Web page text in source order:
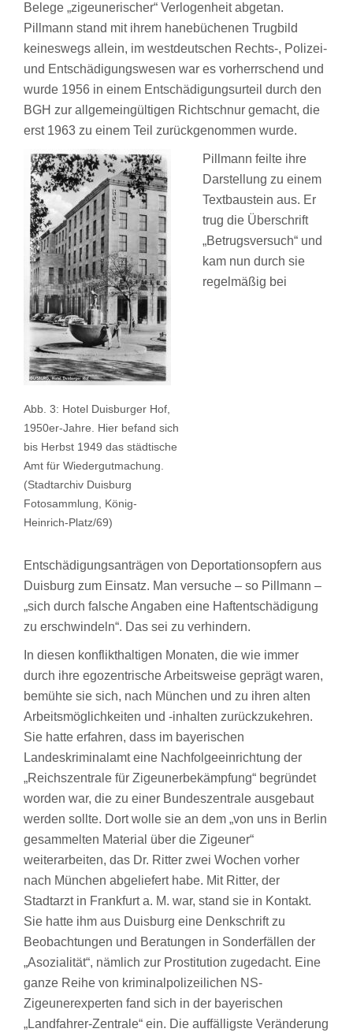
Belege „zigeunerischer“ Verlogenheit abgetan.
Pillmann stand mit ihrem hanebüchenen Trugbild
keineswegs allein, im westdeutschen Rechts-, Polizei-
und Entschädigungswesen war es vorherrschend und
wurde 1956 in einem Entschädigungsurteil durch den
BGH zur allgemeingültigen Richtschnur gemacht, die
erst 1963 zu einem Teil zurückgenommen wurde.
Abb. 3: Hotel Duisburger Hof,
1950er-Jahre. Hier befand sich
bis Herbst 1949 das städtische
Amt für Wiedergutmachung.
(Stadtarchiv Duisburg
Fotosammlung, König-
Heinrich-Platz/69)
Pillmann feilte ihre
Darstellung zu einem
Textbaustein aus. Er
trug die Überschrift
„Betrugsversuch“ und
kam nun durch sie
regelmäßig bei
Entschädigungsanträgen von Deportationsopfern aus
Duisburg zum Einsatz. Man versuche – so Pillmann –
„sich durch falsche Angaben eine Haftentschädigung
zu erschwindeln“. Das sei zu verhindern.
In diesen konflikthaltigen Monaten, die wie immer
durch ihre egozentrische Arbeitsweise geprägt waren,
bemühte sie sich, nach München und zu ihren alten
Arbeitsmöglichkeiten und -inhalten zurückzukehren.
Sie hatte erfahren, dass im bayerischen
Landeskriminalamt eine Nachfolgeeinrichtung der
„Reichszentrale für Zigeunerbekämpfung“ begründet
worden war, die zu einer Bundeszentrale ausgebaut
werden sollte. Dort wolle sie an dem „von uns in Berlin
gesammelten Material über die Zigeuner“
weiterarbeiten, das Dr. Ritter zwei Wochen vorher
nach München abgeliefert habe. Mit Ritter, der
Stadtarzt in Frankfurt a. M. war, stand sie in Kontakt.
Sie hatte ihm aus Duisburg eine Denkschrift zu
Beobachtungen und Beratungen in Sonderfällen der
„Asozialität“, nämlich zur Prostitution zugedacht. Eine
ganze Reihe von kriminalpolizeilichen NS-
Zigeunerexperten fand sich in der bayerischen
„Landfahrer-Zentrale“ ein. Die auffälligste Veränderung